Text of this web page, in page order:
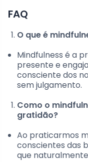
FAQ
O que é
Mindfulness é a
presente e
consciente dos
sem julgamento.
Como o
gratidão?
Ao praticarmos
conscientes das
que